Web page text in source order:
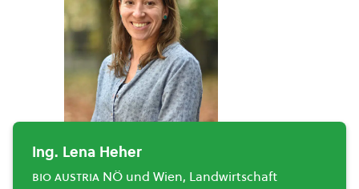
Ing. Lena Heher
bio austria NÖ und Wien, Landwirtschaft